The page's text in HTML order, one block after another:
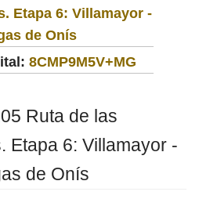
Etapa 6: Villamayor -
de Onís
8CMP9M5V+MG
Ruta de las
Etapa 6: Villamayor -
de Onís